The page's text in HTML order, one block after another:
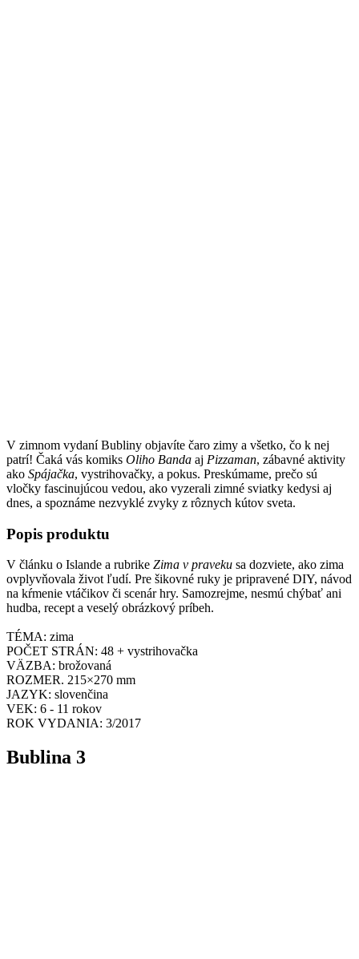
V zimnom vydaní Bubliny objavíte čaro zimy a všetko, čo k nej
patrí! Čaká vás komiks Oliho Banda aj Pizzaman, zábavné aktivity
ako Spájačka, vystrihovačky, a pokus. Preskúmame, prečo sú
vločky fascinujúcou vedou, ako vyzerali zimné sviatky kedysi aj
dnes, a spoznáme nezvyklé zvyky z rôznych kútov sveta.
Popis produktu
V článku o Islande a rubrike Zima v praveku sa dozviete, ako zima
ovplyvňovala život ľudí. Pre šikovné ruky je pripravené DIY, návod
na kŕmenie vtáčikov či scenár hry. Samozrejme, nesmú chýbať ani
hudba, recept a veselý obrázkový príbeh.
TÉMA: zima
POČET STRÁN: 48 + vystrihovačka
VÄZBA: brožovaná
ROZMER. 215×270 mm
JAZYK: slovenčina
VEK: 6 - 11 rokov
ROK VYDANIA: 3/2017
Bublina 3